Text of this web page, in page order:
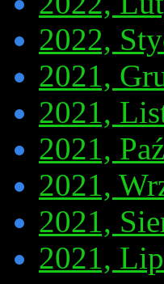
2022,
2021,
2021,
2021,
2021,
2021,
2021,